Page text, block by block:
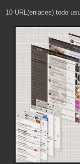
10 URL(enlaces) todo